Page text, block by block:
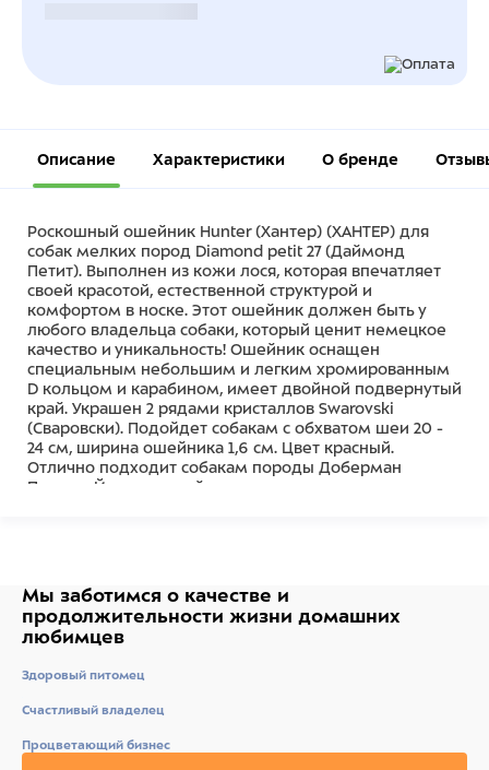
Описание Характеристики О бренде
Роскошный ошейник Hunter (Хантер) (ХАНТЕР) для
собак мелких пород Diamond petit 27 (Даймонд
Петит). Выполнен из кожи лося, которая впечатляет
своей красотой, естественной структурой и
комфортом в носке. Этот ошейник должен быть у
любого владельца собаки, который ценит немецкое
качество и уникальность! Ошейник оснащен
специальным небольшим и легким хромированным
D кольцом и карабином, имеет двойной подвернутый
край. Украшен 2 рядами кристаллов Swarovski
(Сваровски). Подойдет собакам с обхватом шеи 20 -
24 см, ширина ошейника 1,6 см. Цвет красный.
Отлично подходит собакам породы Доберман
Пинчер, Йоркширский терьер.
Мы заботимся о качестве и
продолжительности жизни домашних
любимцев
Здоровый питомец
Счастливый владелец
Процветающий бизнес